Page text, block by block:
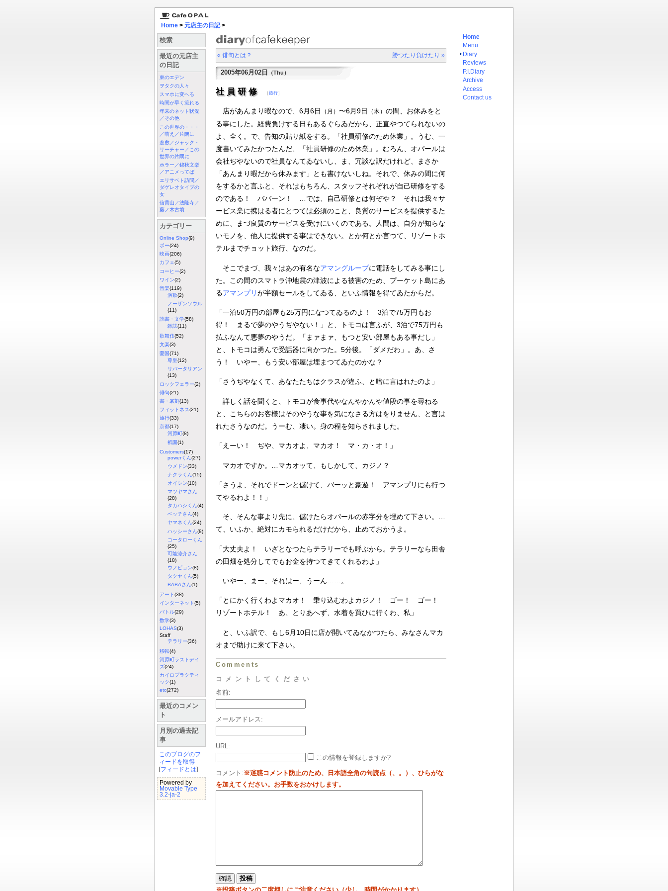
Home > 元店主の日記>
検索
最近の元店主
の日記
東のエデン
ヲタクの人々
スマホに変へる
時間が早く流れる
年末のネット状況
／その他
この世界の・・・
／萌え／片隅に
倉敷／ジャック・
リーチャー／この
世界の片隅に
ホラー／錦秋文楽
／アニメってば
エリサベト訪問／
ダゲレオタイプの
女
信貴山／法隆寺／
藤ノ木古墳
カテゴリー
Online Shop(9)
ポー(24)
映画(206)
カフェ(5)
コーヒー(2)
ワイン(2)
音楽(119)
演歌(2)
ノーザンソウル
(11)
読書・文学(58)
雑誌(11)
歌舞伎(52)
文楽(3)
憂国(71)
尊皇(12)
リバータリアン
(13)
ロックフェラー(2)
俳句(21)
書・篆刻(13)
フィットネス(21)
旅行(33)
京都(17)
河原町 (8)
祇園(1)
Customers(17)
powerくん (27)
ウメドン(33)
ナクラくん (15)
オイシン(10)
マツヤマさん
(28)
タカハシくん(4)
ベッチさん(4)
ヤマネくん(24)
ハッシーさん (8)
コータローくん
(25)
可能涼介さん
(18)
ウノピョン(8)
タクヤくん (5)
BABAさん (1)
アート(38)
インターネット(5)
バトル(29)
数学(3)
LOHAS(3)
Staff
テラリー(36)
移転(4)
河原町ラストデイ
ズ(24)
カイロプラクティ
ック(1)
etc(272)
最近のコメン
ト
月別の過去記
事
このブログのフ
ィードを取得
[フィードとは]
Powered by
Movable Type
3.2-ja-2
« 俳句とは？ 勝つたり負けたり »
2005年06月02日 （Thu）
社員研修 ［ 旅行］
店があんまり暇なので、6月6日 （月） 〜6月9日 （木） の間、お休みをと
る事にした。経費負けする日もあるぐらゐだから、正直やつてられないの
よ、全く。で、告知の貼り紙をする。「社員研修のため休業」。うむ、一
度書いてみたかつたんだ、「社員研修のため休業」。むろん、オパールは
会社ぢやないので社員なんてゐないし、ま、冗談な訳だけれど、まさか
「あんまり暇だから休みます」とも書けないしね。それで、休みの間に何
をするかと言ふと、それはもちろん、スタッフそれぞれが自己研修をする
のである！ ババーン！ …では、自己研修とは何ぞや？ それは我々サ
ービス業に携はる者にとつては必須のこと、良質のサービスを提供するた
めに、まづ良質のサービスを受けにいくのである。人間は、自分が知らな
いモノを、他人に提供する事はできない。とか何とか言つて、リゾートホ
テルまでチョット旅行、なのだ。
そこでまづ、我々はあの有名なアマングループに電話をしてみる事にし
た。この間のスマトラ沖地震の津波による被害のため、プーケット島にあ
るアマンプリが半額セールをしてゐる、といふ情報を得てゐたからだ。
「一泊50万円の部屋も25万円になつてゐるのよ！ 3泊で75万円もお
得！ まるで夢のやうぢやない！」と、トモコは言ふが、3泊で75万円も
払ふなんて悪夢のやうだ。「まァまァ、もつと安い部屋もある事だし」
と、トモコは勇んで受話器に向かつた。5分後。「ダメだわ」。あ、さ
う！ いやー、もう安い部屋は埋まつてゐたのかな？
「さうぢやなくて、あなたたちはクラスが違ふ、と暗に言はれたのよ」
詳しく話を聞くと、トモコが食事代やなんやかんや値段の事を尋ねる
と、こちらのお客様はそのやうな事を気になさる方はをりません、と言は
れたさうなのだ。うーむ、凄い。身の程を知らされました。
「えーい！ ぢや、マカオよ、マカオ！ マ・カ・オ！」
マカオですか。…マカオッて、もしかして、カジノ？
「さうよ、それでドーンと儲けて、バーッと豪遊！ アマンプリにも行つ
てやるわよ！！」
そ、そんな事より先に、儲けたらオパールの赤字分を埋めて下さい。…
て、いふか、絶対にカモられるだけだから、止めておかうよ。
「大丈夫よ！ いざとなつたらテラリーでも呼ぶから。テラリーなら田舎
の田畑を処分してでもお金を持つてきてくれるわよ」
いやー、まー、それはー、うーん……。
「とにかく行くわよマカオ！ 乗り込むわよカジノ！ ゴー！ ゴー！
リゾートホテル！ あ、とりあへず、水着を買ひに行くわ、私」
と、いふ訳で、もし6月10日に店が開いてゐなかつたら、みなさんマカ
オまで助けに来て下さい。
Comments
コメントしてください
名前:
メールアドレス:
URL:
この情報を登録しますか?
コメント: ※迷惑コメント防止のため、日本語全角の句読点（、。）、ひらがな
を加えてください。お手数をおかけします。
Home
Menu
Diary
Reviews
P.I.Diary
Archive
Access
Contact us